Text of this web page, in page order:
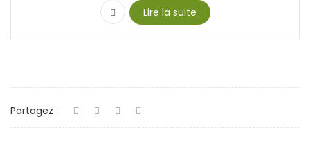
Lire la suite
Partagez :